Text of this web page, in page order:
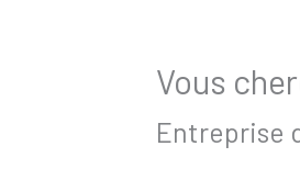
Vous
Entreprise